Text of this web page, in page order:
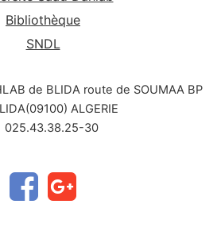
Bibliothèque
SNDL
de BLIDA route de SOUMAA BP
ALGERIE
025.43.38.25-30